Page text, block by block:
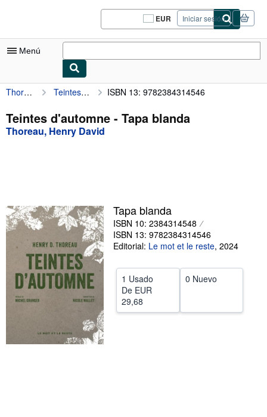
Pasar al contenido principal
EUR
Preferencias
de
del
Iniciar sesión
Menú
Mi cuenta
Consultar mis pedidos
Cerrar sesión
Arte y coleccionismo
Vendedores
Comenzar a vender
Ayuda
CERRAR
Thoreau, Henry David Teintes d'automne ISBN 13: 9782384314546
Teintes d'automne - Tapa blanda
Thoreau, Henry David
Tapa blanda
ISBN 10: 2384314548
ISBN 13: 9782384314546
Editorial: Le mot et le reste, 2024
1 Usado
De EUR
29,68
0 Nuevo